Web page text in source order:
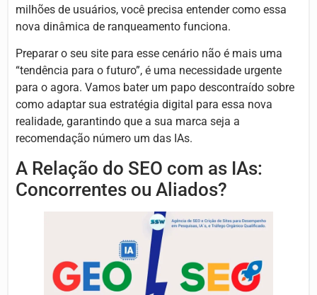
milhões de usuários, você precisa entender como essa
nova dinâmica de ranqueamento funciona.
Preparar o seu site para esse cenário não é mais uma
“tendência para o futuro”, é uma necessidade urgente
para o agora. Vamos bater um papo descontraído sobre
como adaptar sua estratégia digital para essa nova
realidade, garantindo que a sua marca seja a
recomendação número um das IAs.
A Relação do SEO com as IAs:
Concorrentes ou Aliados?